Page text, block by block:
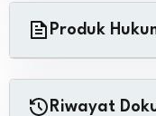
Produk
Riwayat